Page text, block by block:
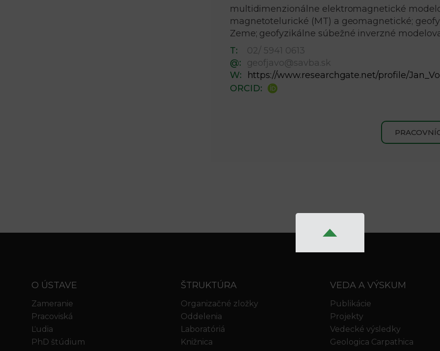
multidimenzionálne elektromagnetické
magnetotelurické (MT) a geomagnetické;
Zeme; geofyzikálne súbežné inverzné
T:
02/ 5941 0613
@:
geofjavo@savba.sk
W:
https://www.researchgate.net/profile/
ORCID:
O ÚSTAVE
Zameranie
Pracoviská
Ľudia
PhD štúdium
ŠTRUKTÚRA
Organizačné zložky
Oddelenia
Laboratóriá
Knižnica
VEDA A VÝSKUM
Publikácie
Projekty
Vedecké výsledky
Geologica Carpathica